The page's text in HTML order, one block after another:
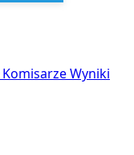
KomisarzeWyniki